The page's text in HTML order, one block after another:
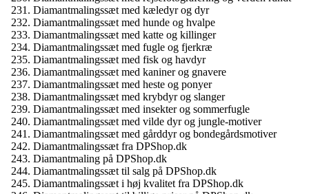
Diamantmalingssæt med kæledyr og dyr
Diamantmalingssæt med hunde og hvalpe
Diamantmalingssæt med katte og killinger
Diamantmalingssæt med fugle og fjerkræ
Diamantmalingssæt med fisk og havdyr
Diamantmalingssæt med kaniner og gnavere
Diamantmalingssæt med heste og ponyer
Diamantmalingssæt med krybdyr og slanger
Diamantmalingssæt med insekter og sommerfugle
Diamantmalingssæt med vilde dyr og jungle-motiver
Diamantmalingssæt med gårddyr og bondegårdsmotiver
Diamantmalingssæt fra DPShop.dk
Diamantmaling på DPShop.dk
Diamantmalingssæt til salg på DPShop.dk
Diamantmalingssæt i høj kvalitet fra DPShop.dk